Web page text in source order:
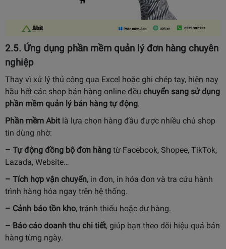
2.5. Ứng dụng phần mềm quản lý đơn hàng chuyên
nghiệp
Thay vì xử lý thủ công qua Excel hoặc ghi chép tay, hiện nay
hầu hết các shop bán hàng online đều chuyển sang sử dụng
phần mềm quản lý bán hàng tự động.
Phần mềm Abitlà lựa chọn hàng đầu được nhiều chủ shop
tin dùng nhờ:
– Tự động đồng bộ đơn hàng từ Facebook, Shopee, TikTok,
Lazada, Website…
– Tích hợp vận chuyển, in đơn, in hóa đơn và tra cứu hành
trình hàng hóa ngay trên hệ thống.
– Cảnh báo tồn kho, tránh thiếu hoặc dư hàng.
– Báo cáo doanh thu chi tiết, giúp bạn theo dõi hiệu quả bán
hàng từng ngày.